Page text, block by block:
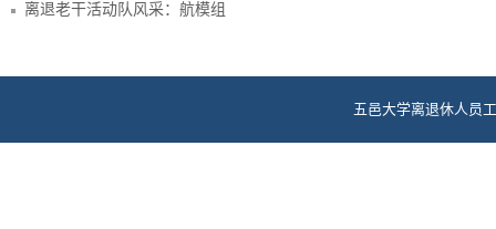
离退老干活动队风采：航模组
五邑大学离退休人员